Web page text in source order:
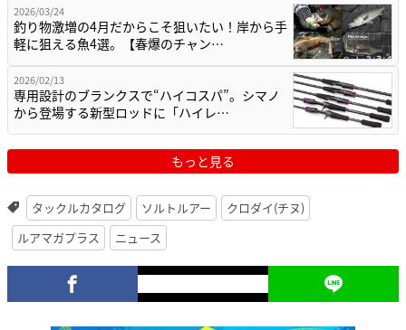
2026/03/24
釣り物激増の4月だからこそ狙いたい！岸から手
軽に狙える魚4選。【春爆のチャン…
2026/02/13
専用設計のブランクスで“ハイコスパ”。シマノ
から登場する新型ロッドに「ハイレ…
もっと見る
タックルカタログ ソルトルアー
クロダイ(チヌ)
ルアマガプラス
ニュース